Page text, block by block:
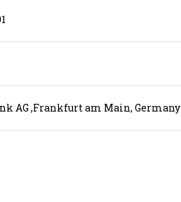
AG ,Frankfurt am Main, Germany